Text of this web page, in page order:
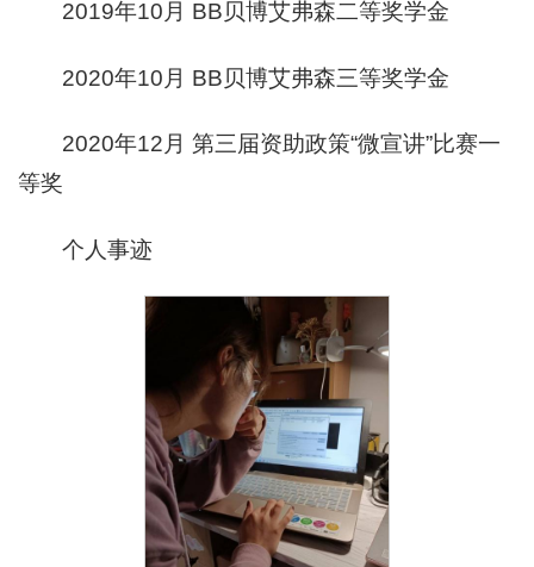
2019年10月 BB贝博艾弗森二等奖学金
2020年10月 BB贝博艾弗森三等奖学金
2020年12月 第三届资助政策“微宣讲”比赛一
等奖
个人事迹